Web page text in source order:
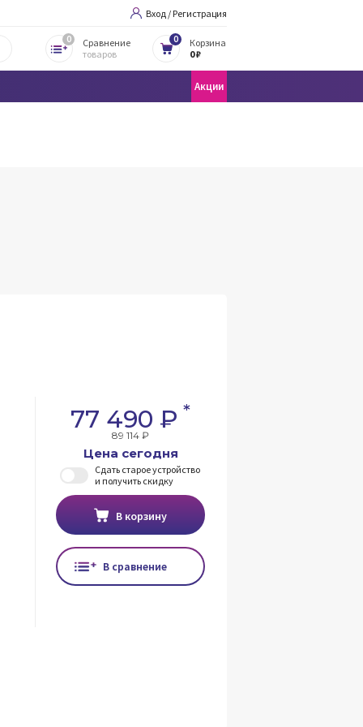
Вход / Регистрация
0
Сравнение
товаров
0
Корзина
0 ₽
Акции
77 490 ₽ *
89 114 ₽
Цена сегодня
Сдать старое устройство
и получить скидку
В корзину
В сравнение